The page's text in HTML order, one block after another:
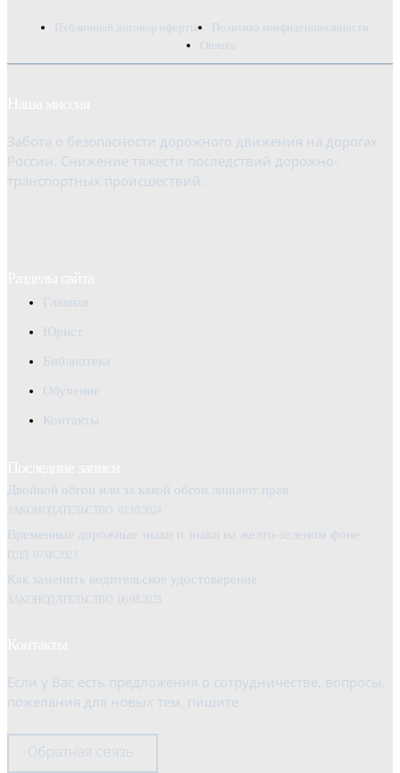
Публичный договор оферты
Политика конфиденциальности
Оплата
Забота о безопасности дорожного движения на дорогах
России. Снижение тяжести последствий дорожно-
транспортных происшествий.
Главная
Юрист
Библиотека
Обучение
Контакты
Двойной обгон или за какой обгон лишают прав
ЗАКОНОДАТЕЛЬСТВО 03.10.2024
Временные дорожные знаки и знаки на желто-зеленом фоне
ПДД 07.08.2023
Как заменить водительское удостоверение
ЗАКОНОДАТЕЛЬСТВО 06.08.2023
Если у Вас есть предложения о сотрудничестве, вопросы,
пожелания для новых тем, пишите.
Обратная связь